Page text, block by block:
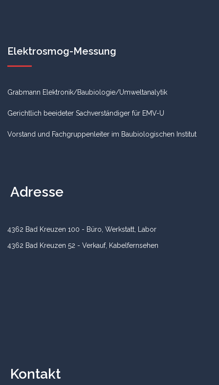
Elektrosmog-Messung
Grabmann Elektronik/Baubiologie/Umweltanalytik
Gerichtlich beeideter Sachverständiger für EMV-U
Vorstand und Fachgruppenleiter im Baubiologischen Institut
Adresse
4362 Bad Kreuzen 100 - Büro, Werkstatt, Labor
4362 Bad Kreuzen 52 - Verkauf, Kabelfernsehen
Kontakt